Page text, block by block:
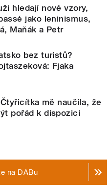
hledají nové vzory,
jako leninismus,
Maňák a Petr
bez turistů?
Fjaka
mě naučila, že
pořád k dispozici
na DABu